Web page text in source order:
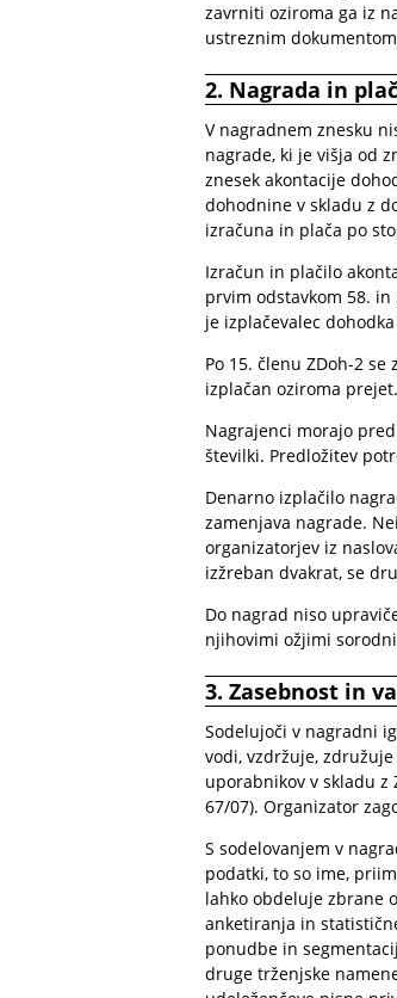
zavrniti oziroma ga iz
ustreznim
2. Nagrada in
V nagradnem znesku
nagrade, ki je višja od
znesek akontacije
dohodnine v skladu z
izračuna in plača po
Izračun in plačilo
prvim odstavkom 58. in
je izplačevalec
Po 15. členu ZDoh-2
izplačan oziroma
Nagrajenci morajo
številki. Predložitev
Denarno izplačilo
zamenjava nagrade.
organizatorjev iz
izžreban dvakrat, se
Do nagrad niso
njihovimi ožjimi
3. Zasebnost in
Sodelujoči v nagradni
vodi, vzdržuje,
uporabnikov v skladu z
67/07). Organizator
S sodelovanjem v
podatki, to so ime,
lahko obdeluje zbrane
anketiranja in
ponudbe in
druge trženjske